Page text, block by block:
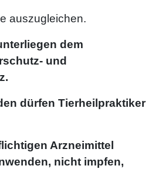
auszugleichen.
dem
und
dürfen Tierheilpraktiker
Arzneimittel
nicht impfen,